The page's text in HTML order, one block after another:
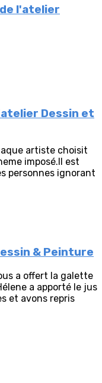
l'atelier
Dessin et
artiste choisit
imposé.Il est
personnes ignorant
& Peinture
a offert la galette
a apporté le jus
et avons repris